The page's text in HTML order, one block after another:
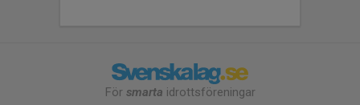
För smarta idrottsföreningar